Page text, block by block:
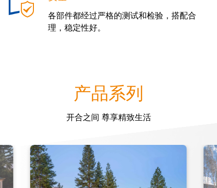
各部件都经过严格的测试和检验，搭配合
理，稳定性好。
产品系列
开合之间 尊享精致生活